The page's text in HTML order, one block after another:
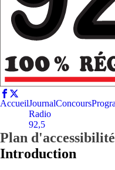
AccueilJournal
Radio
92,5
Concours
Plan d'accessibilité
Introduction